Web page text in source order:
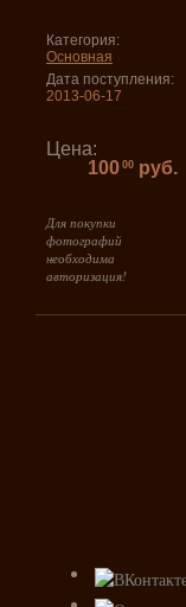
Категория:
Основная
Дата поступления:
2013-06-17
Цена:
100 00 руб.
Для покупки
фотографий
необходима
авторизация!